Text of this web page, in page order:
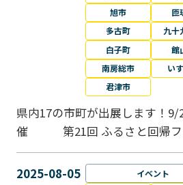
旭市
匝
多古町
九十
白子町
館
南房総市
い
君津市
県内17の市町が出展します！
催 第21回 ふるさと回帰フ
2025-08-05 イベント